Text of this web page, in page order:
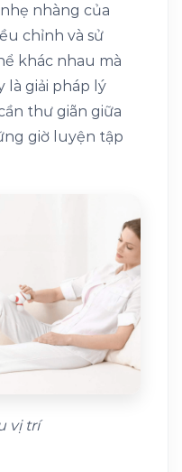
nhàng của
chỉnh và sử
khác nhau mà
là giải pháp lý
thư giãn giữa
giờ luyện tập
vị trí